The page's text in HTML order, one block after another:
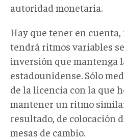
autoridad monetaria.
Hay que tener en
tendrá ritmos variables
inversión que mantenga
estadounidense. Sólo
de la licencia con la que
mantener un ritmo
resultado, de colocación
mesas de cambio.